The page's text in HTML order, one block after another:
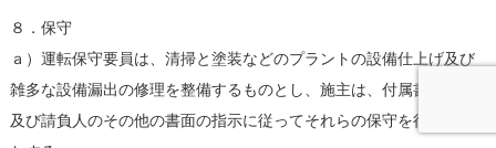
８．保守
ａ）運転保守要員は、清掃と塗装などのプラントの設備仕上げ及び
雑多な設備漏出の修理を整備するものとし、施主は、付属書ＣとＤ
及び請負人のその他の書面の指示に従ってそれらの保守を行うもの